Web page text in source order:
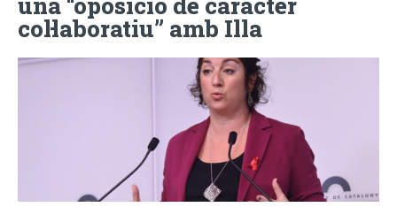
col·laboratiu” amb Illa